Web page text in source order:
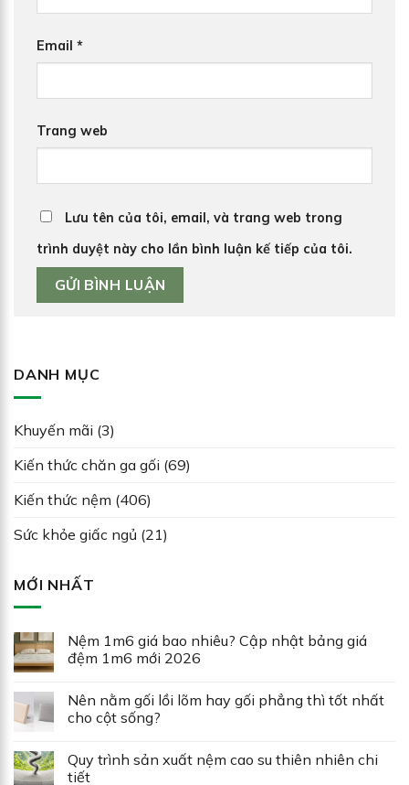
Email *
Trang web
Lưu tên của tôi, email, và trang web trong
trình duyệt này cho lần bình luận kế tiếp của tôi.
DANH MỤC
Khuyến mãi (3)
Kiến thức chăn ga gối (69)
Kiến thức nệm (406)
Sức khỏe giấc ngủ (21)
MỚI NHẤT
Nệm 1m6 giá bao nhiêu? Cập nhật bảng giá
đệm 1m6 mới 2026
Nên nằm gối lồi lõm hay gối phẳng thì tốt nhất
cho cột sống?
Quy trình sản xuất nệm cao su thiên nhiên chi
tiết